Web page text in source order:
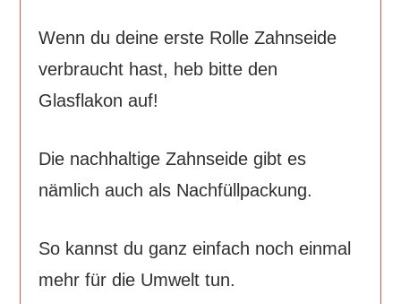
Wenn du deine erste Rolle Zahnseide
verbraucht hast, heb bitte den
Glasflakon auf!
Die nachhaltige Zahnseide gibt es
nämlich auch als Nachfüllpackung.
So kannst du ganz einfach noch einmal
mehr für die Umwelt tun.